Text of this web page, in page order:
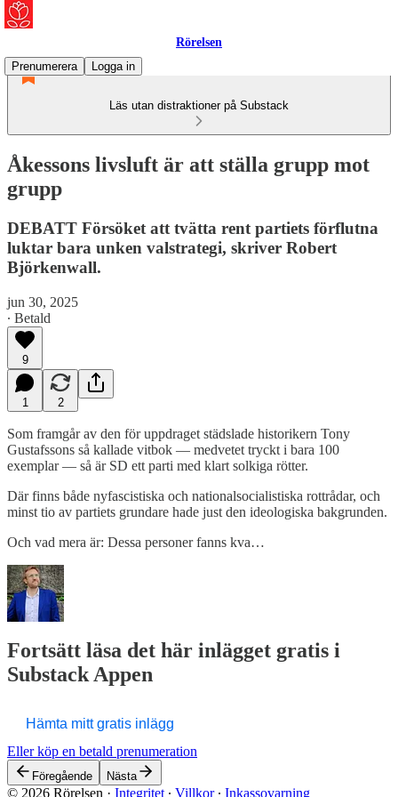
Rörelsen
Prenumerera
Logga in
Läs utan distraktioner på Substack
Åkessons livsluft är att ställa grupp mot
grupp
DEBATT Försöket att tvätta rent partiets förflutna
luktar bara unken valstrategi, skriver Robert
Björkenwall.
jun 30, 2025
∙ Betald
9
1 2
Som framgår av den för uppdraget städslade historikern Tony
Gustafssons så kallade vitbok — medvetet tryckt i bara 100
exemplar — så är SD ett parti med klart solkiga rötter.
Där finns både nyfascistiska och nationalsocialistiska rottrådar, och
minst tio av partiets grundare hade just den ideologiska bakgrunden.
Och vad mera är: Dessa personer fanns kva…
Fortsätt läsa det här inlägget gratis i
Substack Appen
Hämta mitt gratis inlägg
Eller köp en betald prenumeration
Föregående Nästa
© 2026 Rörelsen · Integritet ∙ Villkor∙ Inkassovarning